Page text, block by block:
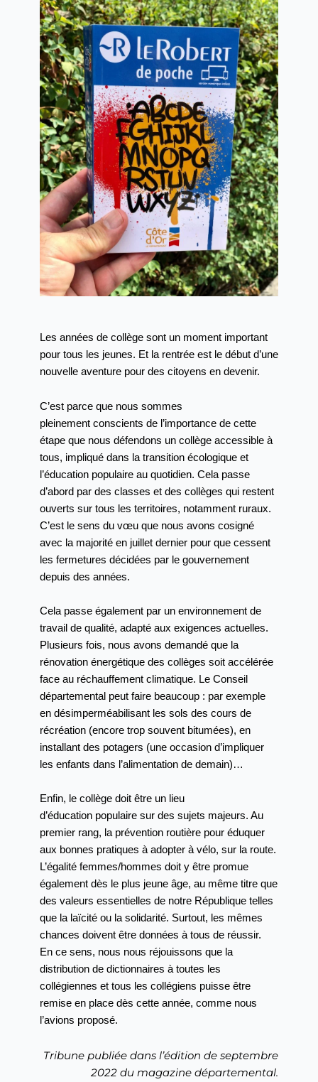
Les années de collège sont un moment important
pour tous les jeunes. Et la rentrée est le début d’une
nouvelle aventure pour des citoyens en devenir.
C’est parce que nous sommes
pleinementconscients de l’importance de cette
étape que nous défendons un collège accessible à
tous, impliqué dans la transition écologique et
l’éducation populaire au quotidien. Cela passe
d’abord par des classes et des collèges qui restent
ouverts sur tous les territoires, notamment ruraux.
C’est le sens du vœu que nous avons cosigné
avec la majorité en juillet dernier pour que cessent
les fermetures décidées par le gouvernement
depuis des années.
Cela passe également par un environnementde
travail de qualité, adapté aux exigences actuelles.
Plusieurs fois, nous avons demandéque la
rénovation énergétique des collèges soit accélérée
face au réchauffement climatique. Le Conseil
départemental peut faire beaucoup : par exemple
en désimperméabilisant les sols des cours de
récréation (encore trop souvent bitumées), en
installant des potagers (une occasion d’impliquer
les enfants dans l’alimentation de demain)…
Enfin, le collège doit être un lieu
d’éducationpopulaire sur des sujets majeurs. Au
premier rang, la prévention routière pour éduquer
aux bonnes pratiques à adopter à vélo, sur la route.
L’égalité femmes/hommes doit y être promue
égalementdès le plus jeune âge, au même titre que
des valeurs essentielles de notre République telles
que la laïcité ou la solidarité. Surtout, les mêmes
chances doivent être données à tous de réussir.
Ence sens, nous nous réjouissons que la
distribution de dictionnaires à toutes les
collégiennes et tous les collégiens puisse être
remise en place dès cette année, comme nous
l’avions proposé.
Tribune publiée dans l’édition de septembre
2022 du magazine départemental.